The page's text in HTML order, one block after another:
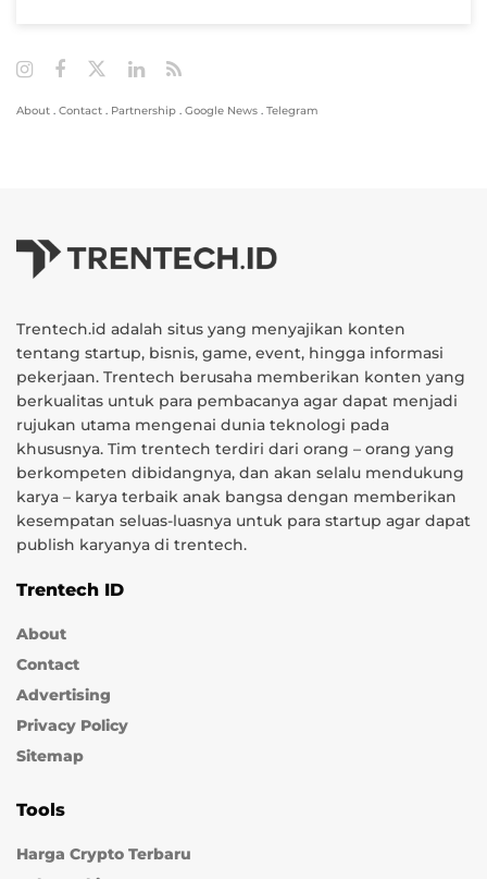
About . Contact . Partnership . Google News . Telegram
Trentech.id adalah situs yang menyajikan konten
tentang startup, bisnis, game, event, hingga informasi
pekerjaan. Trentech berusaha memberikan konten yang
berkualitas untuk para pembacanya agar dapat menjadi
rujukan utama mengenai dunia teknologi pada
khususnya. Tim trentech terdiri dari orang – orang yang
berkompeten dibidangnya, dan akan selalu mendukung
karya – karya terbaik anak bangsa dengan memberikan
kesempatan seluas-luasnya untuk para startup agar dapat
publish karyanya di trentech.
Trentech ID
About
Contact
Advertising
Privacy Policy
Sitemap
Tools
Harga Crypto Terbaru